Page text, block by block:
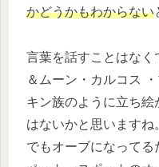
かどうかもわからない
言葉を話すことはなく
＆ムーン・カルコス
キン族のように立ち
はないかと思いますね
でもオーブになってる